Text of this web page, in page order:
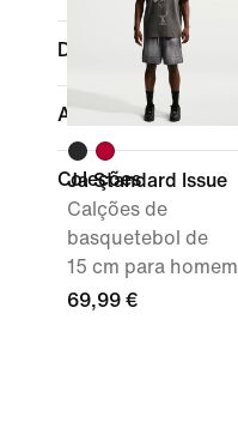
Desporto(1)
Ajuste
Coleções
Ja Standard Issue
Calções de
basquetebol de
15 cm para homem
69,99 €